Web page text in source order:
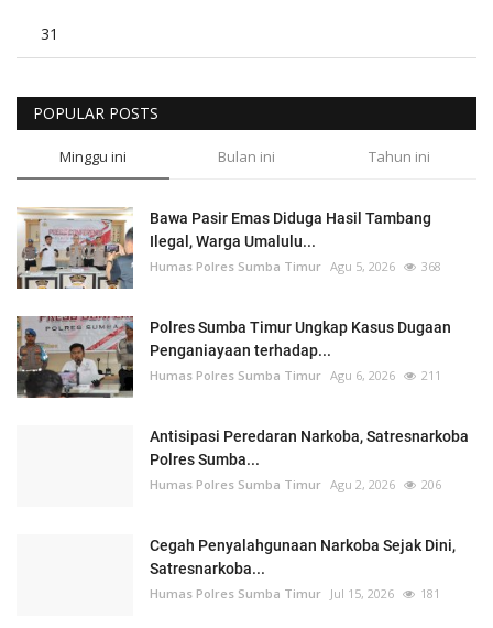
31
POPULAR POSTS
Minggu ini Bulan ini Tahun ini
Bawa Pasir Emas Diduga Hasil Tambang
Ilegal, Warga Umalulu...
Humas Polres Sumba Timur Agu 5, 2026 368
Polres Sumba Timur Ungkap Kasus Dugaan
Penganiayaan terhadap...
Humas Polres Sumba Timur Agu 6, 2026 211
Antisipasi Peredaran Narkoba, Satresnarkoba
Polres Sumba...
Humas Polres Sumba Timur Agu 2, 2026 206
Cegah Penyalahgunaan Narkoba Sejak Dini,
Satresnarkoba...
Humas Polres Sumba Timur Jul 15, 2026 181